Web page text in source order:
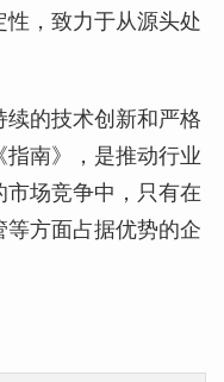
，致力于从源头处
的技术创新和严格
南》，是推动行业
场竞争中，只有在
方面占据优势的企